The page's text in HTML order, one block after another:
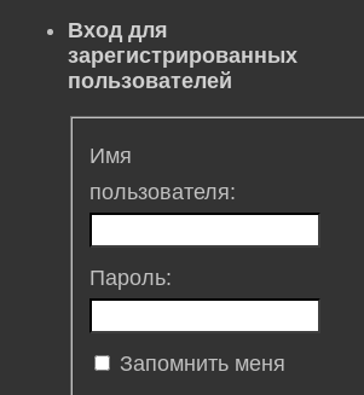
Вход для
зарегистрированных
пользователей
Имя
пользователя:
Пароль:
Запомнить меня